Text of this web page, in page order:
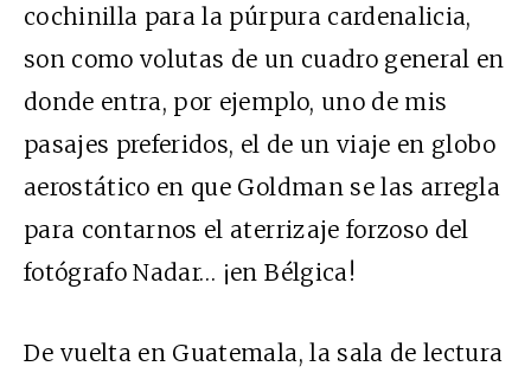
cochinilla para la púrpura cardenalicia,
son como volutas de un cuadro general en
donde entra, por ejemplo, uno de mis
pasajes preferidos, el de un viaje en globo
aerostático en que Goldman se las arregla
para contarnos el aterrizaje forzoso del
fotógrafo Nadar… ¡en Bélgica!
De vuelta en Guatemala, la sala de lectura